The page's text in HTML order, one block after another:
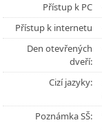
Přístup k PC
Přístup k internetu
Den otevřených
dveří:
Cizí jazyky:
Poznámka SŠ: